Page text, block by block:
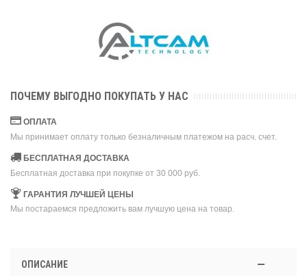
ПОЧЕМУ ВЫГОДНО ПОКУПАТЬ У НАС
ОПЛАТА
Мы принимает оплату только безналичным платежом на расч. счет.
БЕСПЛАТНАЯ ДОСТАВКА
Бесплатная доставка при покупке от 30 000 руб.
ГАРАНТИЯ ЛУЧШЕЙ ЦЕНЫ
Мы постараемся предложить вам лучшую цена на товар.
ОПИСАНИЕ